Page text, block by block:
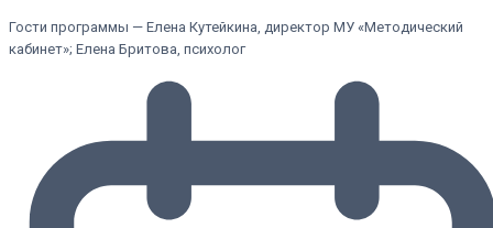
Гости программы — Елена Кутейкина, директор МУ «Методический
кабинет»; Елена Бритова, психолог